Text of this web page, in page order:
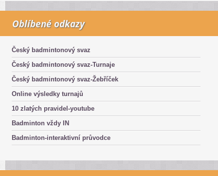
Oblíbené odkazy
Český badmintonový svaz
Český badmintonový svaz-Turnaje
Český badmintonový svaz-Žebříček
Online výsledky turnajů
10 zlatých pravidel-youtube
Badminton vždy IN
Badminton-interaktivní průvodce